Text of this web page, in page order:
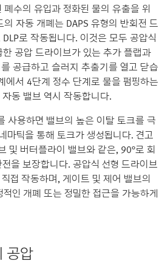
폐수의 유입과 정화된 물의 유출을 위
자동 개폐는 DAPS 유형의 반회전 드
로 작동됩니다. 이것은 모두 공압식
공압 드라이브가 있는 추가 플랩과
공급하고 슬러지 추출기를 열고 닫습
에서 4단계 정수 단계로 물을 펌핑하는
동 밸브 역시 작동합니다.
사용하면 밸브의 높은 이탈 토크를 극
마틱을 통해 토크가 생성됩니다. 견고
및 버터플라이 밸브와 같은, 90°로 회
을 보장합니다. 공압식 선형 드라이브
접 작동하며, 게이트 및 제어 밸브의
인 개폐 또는 정밀한 접근을 가능하게
공압